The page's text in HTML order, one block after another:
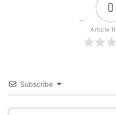
0
Article
Subscribe